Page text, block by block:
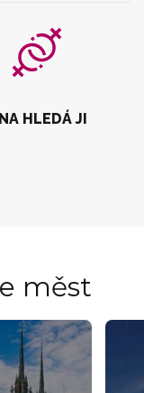
HLEDÁ JI
měst